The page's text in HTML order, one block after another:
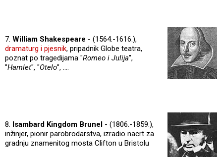
7. William Shakespeare - (1564.-1616.),
dramaturg i pjesnik, pripadnik Globe teatra,
poznat po tragedijama "Romeo i Julija",
"Hamlet", "Otelo", ....
8. Isambard Kingdom Brunel - (1806.-1859.),
inžinjer, pionir parobrodarstva, izradio nacrt za
gradnju znamenitog mosta Clifton u Bristolu